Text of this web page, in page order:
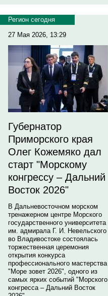
Регион сегодня
27 Мая 2026, 13:29
Губернатор
Приморского края
Олег Кожемяко дал
старт "Морскому
конгрессу – Дальний
Восток 2026"
В Дальневосточном морском
тренажерном центре Морского
государственного университета
им. адмирала Г. И. Невельского
во Владивостоке состоялась
торжественная церемония
открытия конкурса
профессионального мастерства
"Море зовет 2026", одного из
самых ярких событий "Морского
конгресса – Дальний Восток